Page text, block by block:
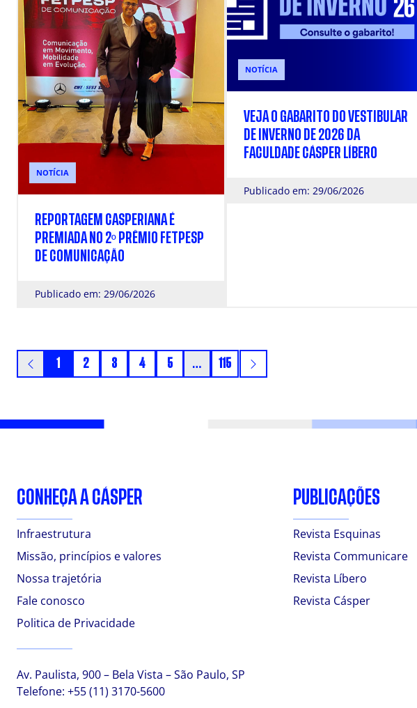
NOTÍCIA
REPORTAGEM CASPERIANA É
PREMIADA NO 2º PRÊMIO FETPESP
DE COMUNICAÇÃO
Publicado em: 29/06/2026
NOTÍCIA
VEJA O GABARITO DO VESTIBULAR
DE INVERNO DE 2026 DA
FACULDADE CÁSPER LÍBERO
Publicado em: 29/06/2026
1 2 3 4 5 … 115
CONHEÇA A CÁSPER
Infraestrutura
Missão, princípios e valores
Nossa trajetória
Fale conosco
Politica de Privacidade
Av. Paulista, 900 – Bela Vista – São Paulo, SP
Telefone: +55 (11) 3170-5600
PUBLICAÇÕES
Revista Esquinas
Revista Communicare
Revista Líbero
Revista Cásper